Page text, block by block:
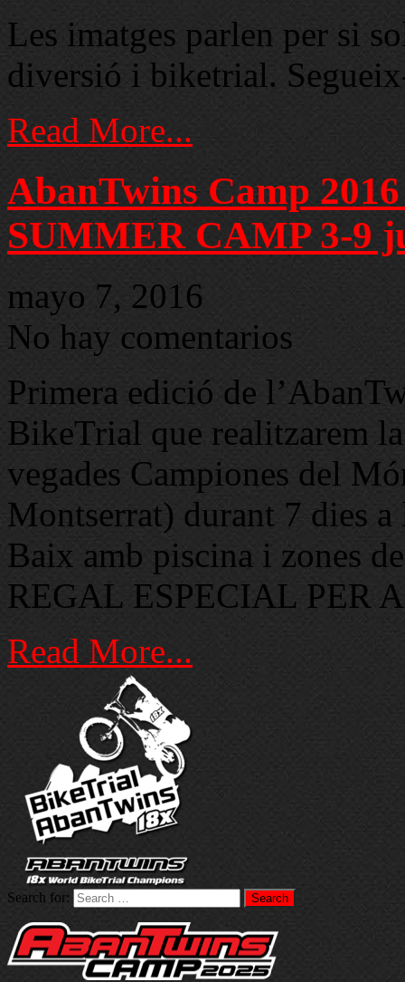
Les imatges parlen per si
diversió i biketrial.
Read More...
AbanTwins Camp
SUMMER CAMP 3-9
mayo 7, 2016
No hay comentarios
Primera edició de
BikeTrial que realitzarem
vegades Campiones del
Montserrat) durant 7 dies
Baix amb piscina i zones
REGAL ESPECIAL PER
Read More...
Search for: